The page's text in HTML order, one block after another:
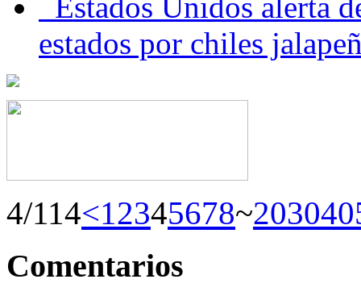
estados por chiles
4/114<12345678~203040
Comentarios